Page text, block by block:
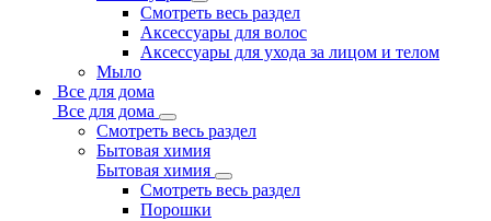
Смотреть весь раздел
Аксессуары для волос
Аксессуары для ухода за лицом и телом
Мыло
Все для дома
Все для дома
Смотреть весь раздел
Бытовая химия
Бытовая химия
Смотреть весь раздел
Порошки